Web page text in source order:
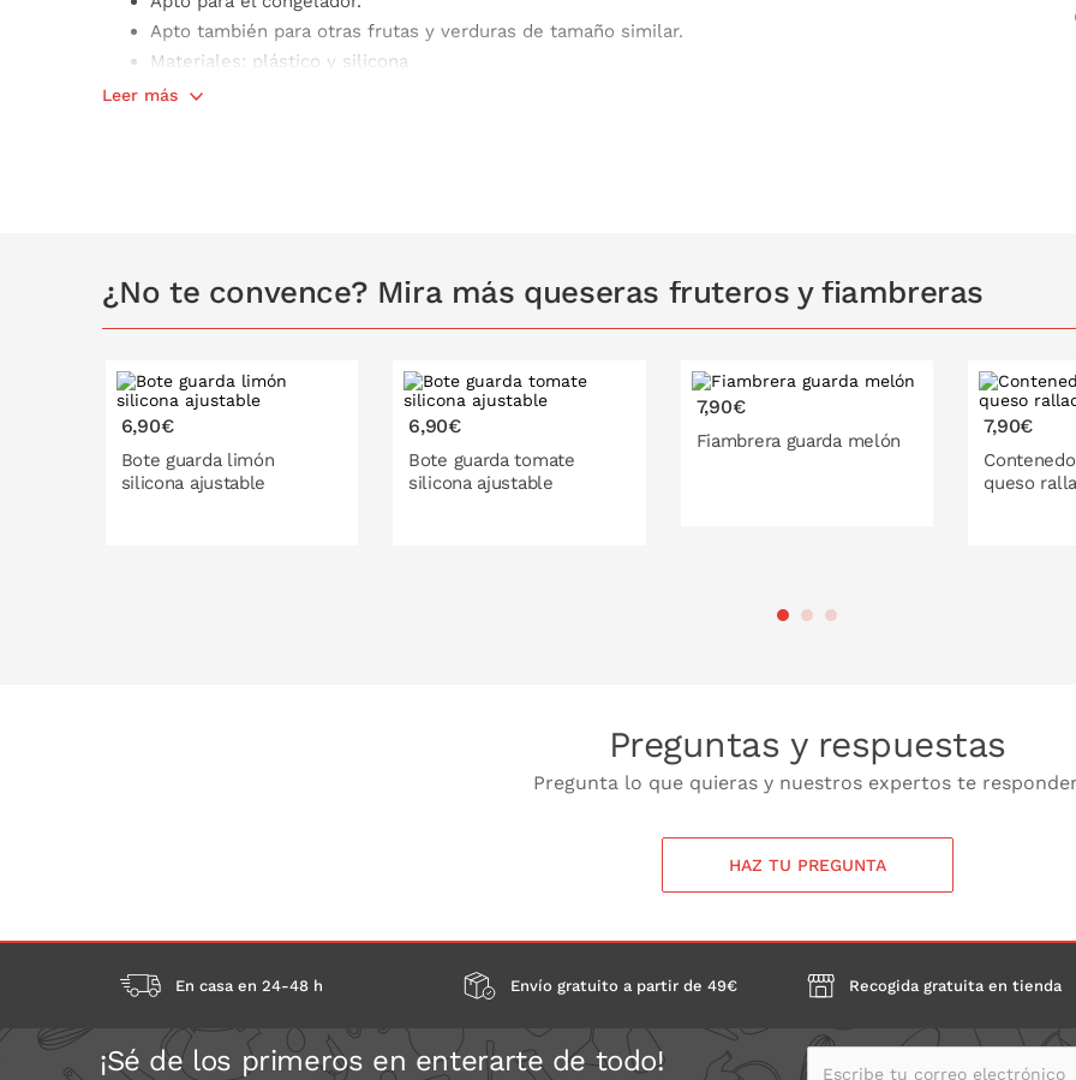
Apto también para otras frutas y verduras de tamaño similar.
Materiales: plástico y silicona
Libre de BPA
Leer más
¿No te convence? Mira más queseras fruteros y fiambreras
6,90€
Bote guarda limón
silicona ajustable
6,90€
Bote guarda tomate
silicona ajustable
7,90€
Fiambrera guarda melón
PONLO EN LA CESTA
7,90€
queso
Preguntas y respuestas
Pregunta lo que quieras y nuestros expertos te
HAZ TU PREGUNTA
En casa en 24-48 h Envío gratuito a partir de 49€ Recogida gratuita en tienda
¡Sé de los primeros en enterarte de todo! Escribe tu correo electrónico